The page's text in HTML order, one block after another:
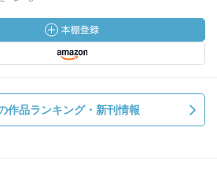
作品ランキング・新刊情報